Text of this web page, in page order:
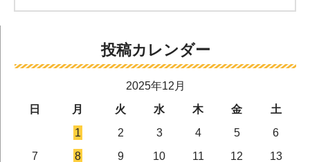
投稿カレンダー
2025年12月
日
月 火 水 木 金
土
1
2 3 4 5
6
7
8 9 10 11 12
13